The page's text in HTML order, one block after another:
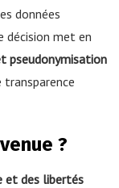
données
décision met en
pseudonymisation
transparence
?
et des libertés